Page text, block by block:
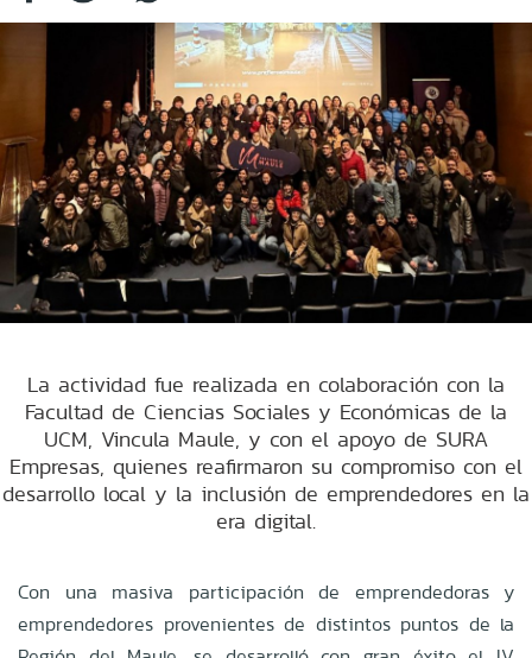
La actividad fue realizada en colaboración con la
Facultad de Ciencias Sociales y Económicas de la
UCM, Vincula Maule, y con el apoyo de SURA
Empresas, quienes reafirmaron su compromiso con el
desarrollo local y la inclusión de emprendedores en la
era digital.
Con una masiva participación de emprendedoras y
emprendedores provenientes de distintos puntos de la